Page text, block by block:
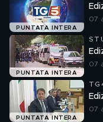
PUNTATA INTERA
07
PUNTATA INTERA
07
PUNTATA INTERA
07